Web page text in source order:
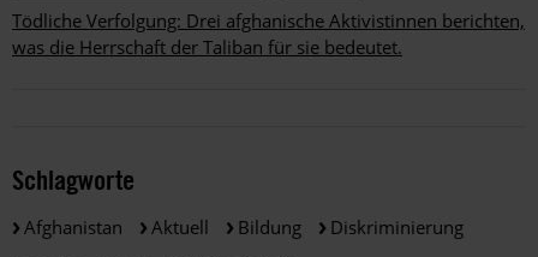
Tödliche Verfolgung: Drei afghanische Aktivistinnen berichten,
was die Herrschaft der Taliban für sie bedeutet.
Schlagworte
Afghanistan Aktuell Bildung
Diskriminierung